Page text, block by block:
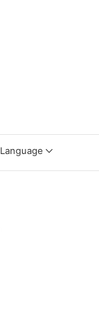
Language